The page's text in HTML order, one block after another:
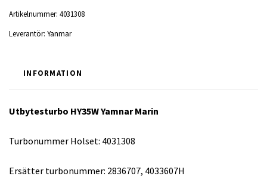
Artikelnummer: 4031308
Leverantör: Yanmar
INFORMATION
Utbytesturbo HY35W Yamnar Marin
Turbonummer Holset: 4031308
Ersätter turbonummer: 2836707, 4033607H